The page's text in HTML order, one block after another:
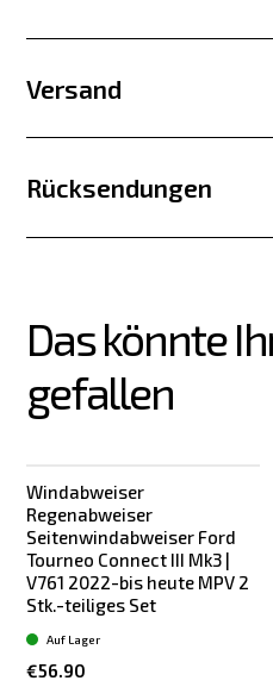
Versand
Rücksendungen
Das könnte
gefallen
Windabweiser
Regenabweiser
Seitenwindabweiser Ford
Tourneo Connect III Mk3 |
V761 2022-bis heute MPV 2
Stk.-teiliges Set
€56.90
Auf Lager